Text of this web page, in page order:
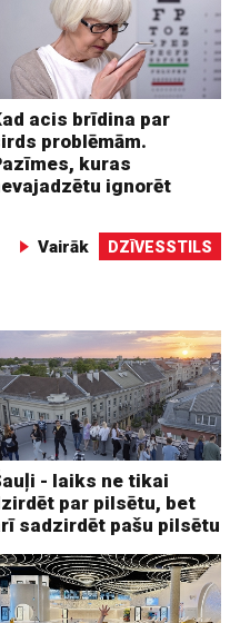
acis brīdina par
problēmām.
kuras
ignorēt
Vairāk DZĪVESSTILS
- laiks ne tikai
par pilsētu, bet
sadzirdēt pašu pilsētu